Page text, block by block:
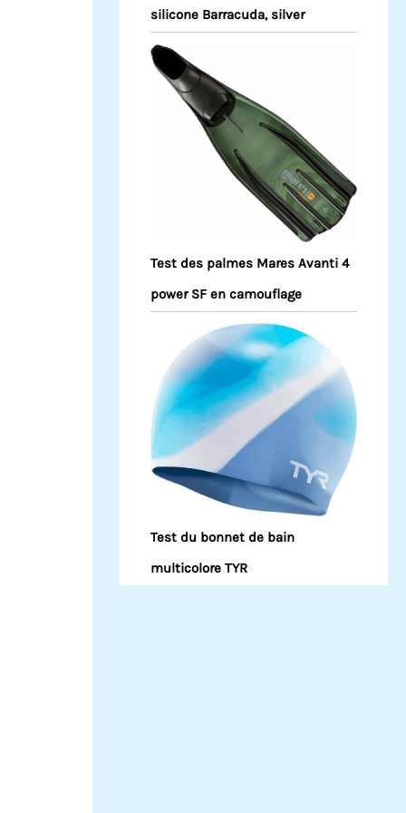
silicone Barracuda, silver
Test des palmes Mares Avanti 4
power SF en camouflage
Test du bonnet de bain
multicolore TYR